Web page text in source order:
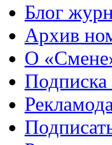
Блог
Архив
О
Подписка